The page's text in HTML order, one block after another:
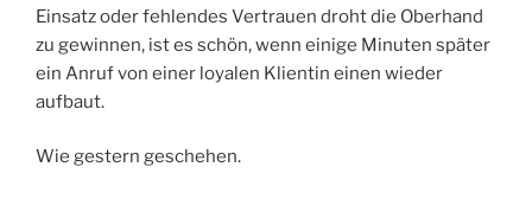
Einsatz oder fehlendes Vertrauen droht die Oberhand
zu gewinnen, ist es schön, wenn einige Minuten später
ein Anruf von einer loyalen Klientin einen wieder
aufbaut.
Wie gestern geschehen.